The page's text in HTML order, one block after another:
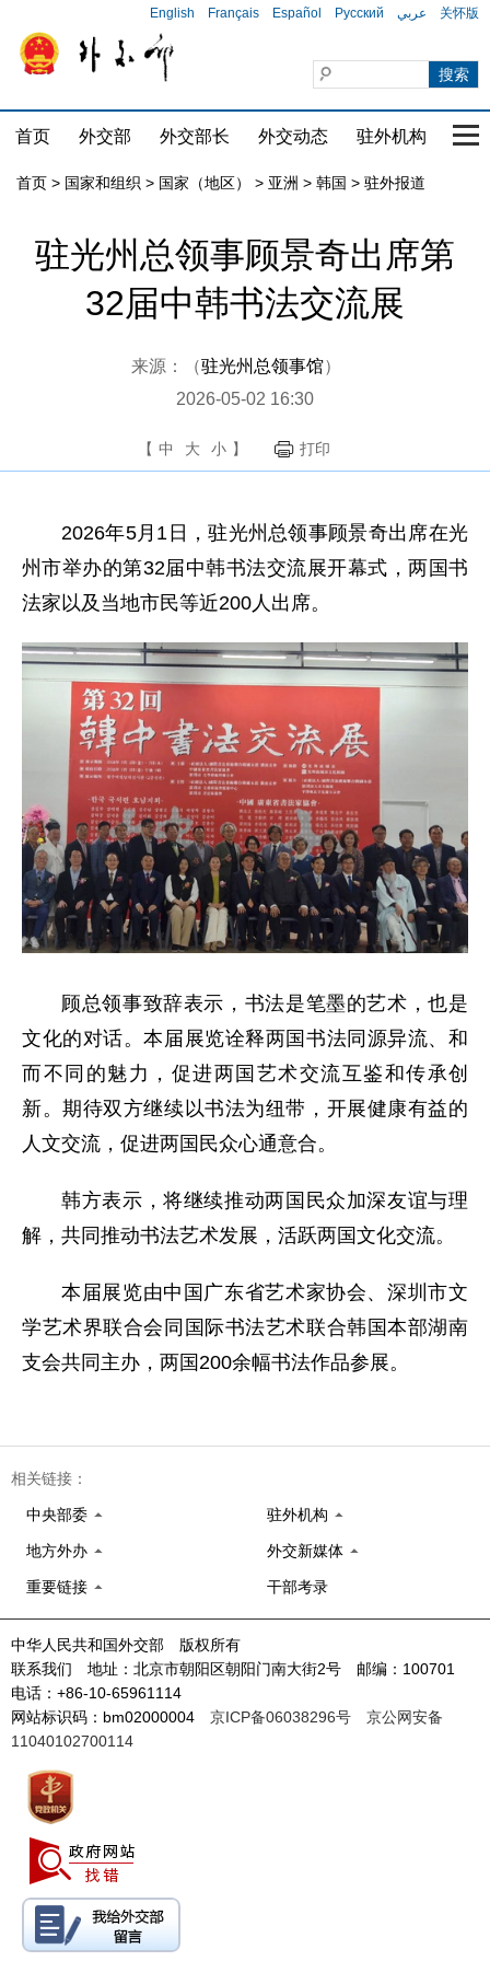
English Français Español Русский عربي 关怀版
首页 外交部 外交部长 外交动态 驻外机构 国
首页 > 国家和组织 > 国家（地区） > 亚洲 > 韩国 > 驻外报道
驻光州总领事顾景奇出席第
32届中韩书法交流展
来源：（驻光州总领事馆）
2026-05-02 16:30
【 中 大 小 】 打印
2026年5月1日，驻光州总领事顾景奇出席在光
州市举办的第32届中韩书法交流展开幕式，两国书
法家以及当地市民等近200人出席。
顾总领事致辞表示，书法是笔墨的艺术，也是
文化的对话。本届展览诠释两国书法同源异流、和
而不同的魅力，促进两国艺术交流互鉴和传承创
新。期待双方继续以书法为纽带，开展健康有益的
人文交流，促进两国民众心通意合。
韩方表示，将继续推动两国民众加深友谊与理
解，共同推动书法艺术发展，活跃两国文化交流。
本届展览由中国广东省艺术家协会、深圳市文
学艺术界联合会同国际书法艺术联合韩国本部湖南
支会共同主办，两国200余幅书法作品参展。
相关链接：
中央部委 驻外机构
地方外办 外交新媒体
重要链接 干部考录
中华人民共和国外交部 版权所有
联系我们 地址：北京市朝阳区朝阳门南大街2号 邮编：100701
电话：+86-10-65961114
网站标识码：bm02000004 京ICP备06038296号
京公网安备
11040102700114